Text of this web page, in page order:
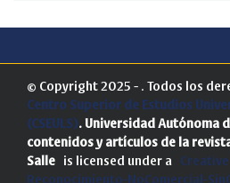
© Copyright 2025 - . Todos los
Centro Superior de Estudios
(CSEULS). Universidad Autónoma
contenidos y artículos de la
Salle is licensed under a
Reconocimiento-NoComercial-